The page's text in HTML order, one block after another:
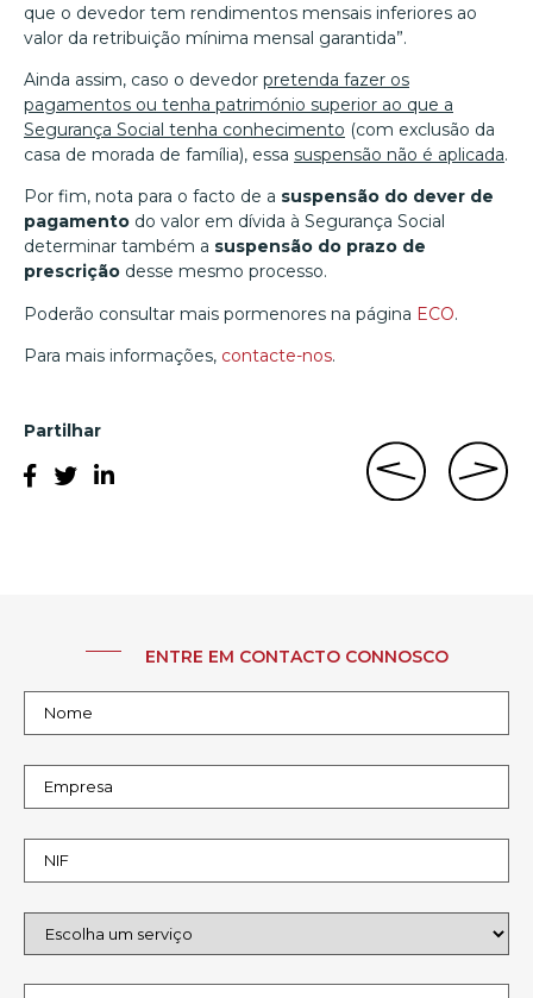
que o devedor tem rendimentos mensais inferiores ao
valor da retribuição mínima mensal garantida”.
Ainda assim, caso o devedor pretenda fazer os
pagamentos ou tenha património superior ao que a
Segurança Social tenha conhecimento (com exclusão da
casa de morada de família), essa suspensão não é aplicada.
Por fim, nota para o facto de a suspensão do dever de
pagamento do valor em dívida à Segurança Social
determinar também a suspensão do prazo de
prescrição desse mesmo processo.
Poderão consultar mais pormenores na página ECO.
Para mais informações, contacte-nos.
Partilhar
ENTRE EM CONTACTO CONNOSCO